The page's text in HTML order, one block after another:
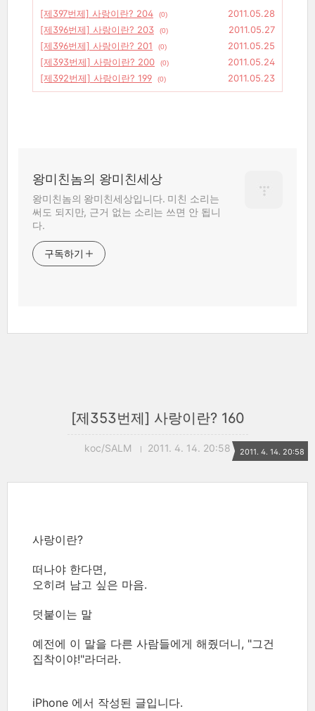
[제397번제] 사랑이란? 204 (0)
2011.05.28
[제396번제] 사랑이란? 203
(0)
2011.05.27
[제396번제] 사랑이란? 201
(0)
2011.05.25
[제393번제] 사랑이란? 200
(0)
2011.05.24
[제392번제] 사랑이란? 199
(0) 2011.05.23
왕미친놈의 왕미친세상
왕미친놈의 왕미친세상입니다. 미친 소리는
써도 되지만, 근거 없는 소리는 쓰면 안 됩니
다.
구독하기
[제353번제] 사랑이란? 160
koc/SALM 2011. 4. 14. 20:58 2011. 4. 14. 20:58
사랑이란?
떠나야 한다면,
오히려 남고 싶은 마음.
덧붙이는 말
예전에 이 말을 다른 사람들에게 해줬더니, "그건
집착이야!"라더라.
iPhone 에서 작성된 글입니다.